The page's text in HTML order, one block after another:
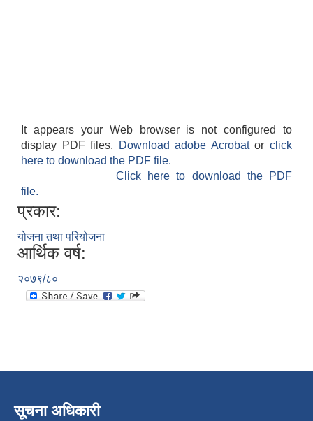
It appears your Web browser is not configured to
display PDF files.
Download adobe Acrobatorclick
here to download the PDF file.
Click here to download the PDF
file.
प्रकार:
योजना तथा परियोजना
आर्थिक वर्ष:
२०७९/८०
सूचना अधिकारी